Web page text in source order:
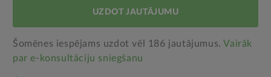
UZDOT JAUTĀJUMU
Šomēnes iespējams uzdot vēl 186 jautājumus.Vairāk
par e‑konsultāciju sniegšanu